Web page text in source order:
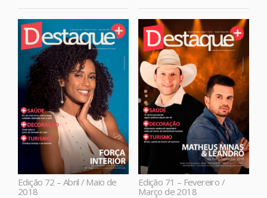
Edição 72 – Abril / Maio de
2018
Edição 71 – Fevereiro /
Março de 2018